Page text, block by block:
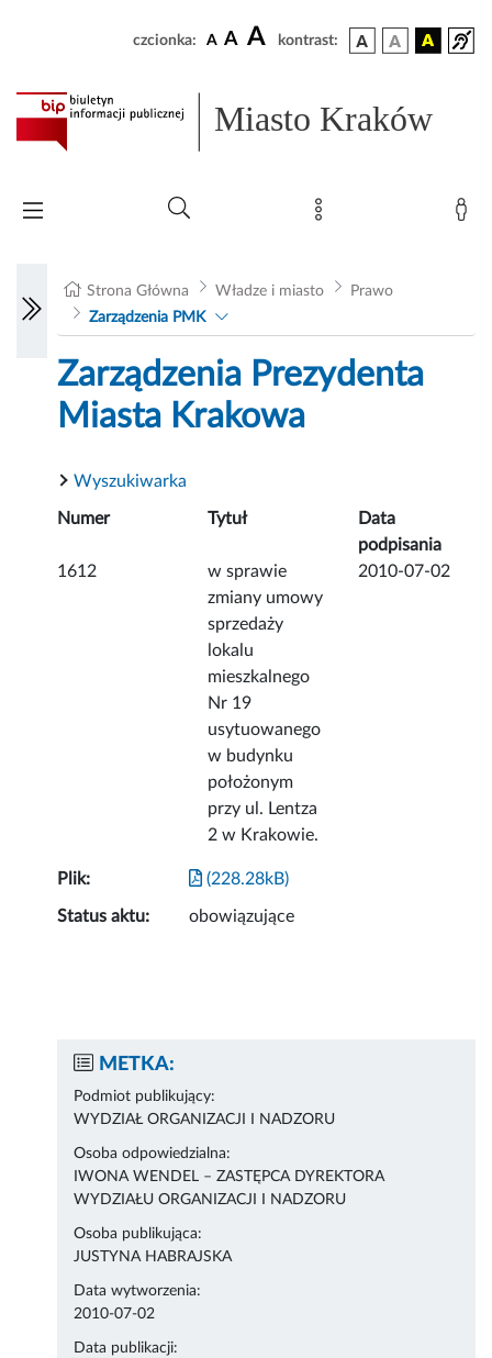
czcionka: A A A kontrast:
Miasto Kraków
Strona Główna Władze i miasto
Prawo
Zarządzenia PMK
Zarządzenia Prezydenta
Miasta Krakowa
Wyszukiwarka
Numer Tytuł
Data
podpisania
1612
w sprawie
zmiany umowy
sprzedaży
lokalu
mieszkalnego
Nr 19
usytuowanego
w budynku
położonym
przy ul. Lentza
2 w Krakowie.
2010-07-02
Plik: (228.28kB)
Status aktu: obowiązujące
METKA:
Podmiot publikujący:
WYDZIAŁ ORGANIZACJI I NADZORU
Osoba odpowiedzialna:
IWONA WENDEL – ZASTĘPCA DYREKTORA
WYDZIAŁU ORGANIZACJI I NADZORU
Osoba publikująca:
JUSTYNA HABRAJSKA
Data wytworzenia:
2010-07-02
Data publikacji: